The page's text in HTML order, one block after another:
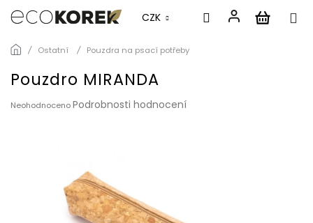
Přejít
obsah
CZK
Ostatní Pouzdra na psací potřeby
Pouzdro MIRANDA
Průměrné
NeohodnocenoPodrobnosti hodnocení